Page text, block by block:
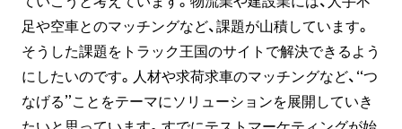
足や空車とのマッチングなど、課題が山積しています。
そうした課題をトラック王国のサイトで解決できるよう
にしたいのです。人材や求荷求車のマッチングなど、“つ
なげる”ことをテーマにソリューションを展開していき